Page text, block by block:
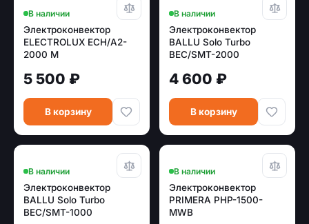
В наличии
Электроконвектор
ELECTROLUX ECH/A2-
2000 M
5 500 ₽
В корзину
В наличии
Электроконвектор
BALLU Solo Turbo
BEC/SMT-2000
4 600 ₽
В корзину
В наличии
Электроконвектор
BALLU Solo Turbo
BEC/SMT-1000
В наличии
Электроконвектор
PRIMERA PHP-1500-
MWB